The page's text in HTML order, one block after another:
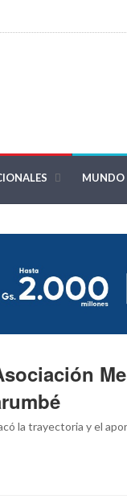
MUNDO
la trayectoria y el